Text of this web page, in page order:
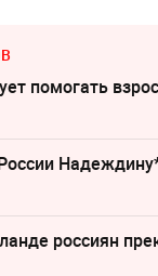
помогать
россиян